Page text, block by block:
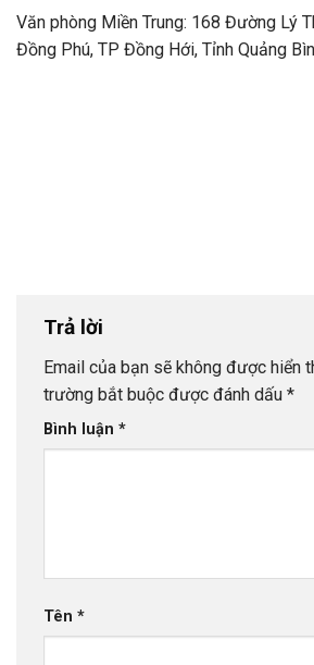
Văn phòng Miền Trung: 168 Đường Lý
Đồng Phú, TP Đồng Hới, Tỉnh Quảng
Trả lời
Email của bạn sẽ không được hiển
trường bắt buộc được đánh dấu *
Bình luận *
Tên *